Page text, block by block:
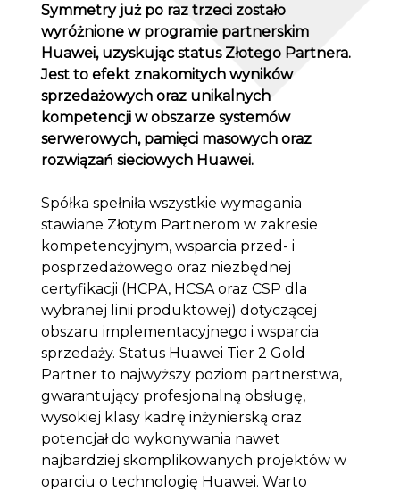
Symmetry już po raz trzeci zostało
wyróżnione w programie partnerskim
Huawei, uzyskując status Złotego Partnera.
Jest to efekt znakomitych wyników
sprzedażowych oraz unikalnych
kompetencji w obszarze systemów
serwerowych, pamięci masowych oraz
rozwiązań sieciowych Huawei.
Spółka spełniła wszystkie wymagania
stawiane Złotym Partnerom w zakresie
kompetencyjnym, wsparcia przed- i
posprzedażowego oraz niezbędnej
certyfikacji (HCPA, HCSA oraz CSP dla
wybranej linii produktowej) dotyczącej
obszaru implementacyjnego i wsparcia
sprzedaży. Status Huawei Tier 2 Gold
Partner to najwyższy poziom partnerstwa,
gwarantujący profesjonalną obsługę,
wysokiej klasy kadrę inżynierską oraz
potencjał do wykonywania nawet
najbardziej skomplikowanych projektów w
oparciu o technologię Huawei. Warto